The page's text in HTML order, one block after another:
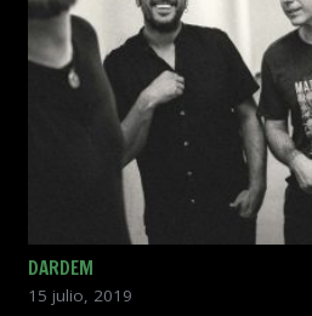
DARDEM
15 julio, 2019